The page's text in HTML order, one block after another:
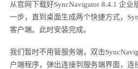
从官网下载好SyncNavigator 8.4.1 企业
一步，直到桌面生成两个快捷方式，
客户端。此时安装完成。
我们暂时不用管服务端，双击
户端程序，弹出连接到服务端界面，连